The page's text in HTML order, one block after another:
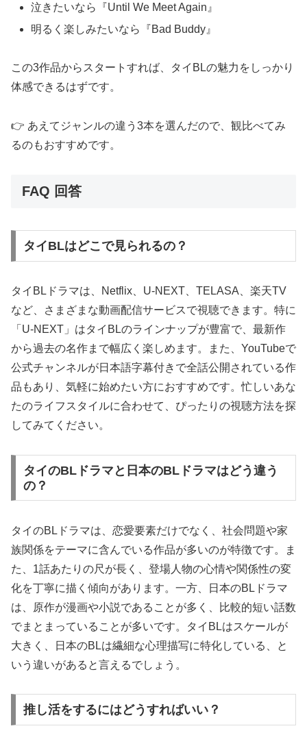
泣きたいなら『Until We Meet Again』
明るく楽しみたいなら『Bad Buddy』
この3作品からスタートすれば、タイBLの魅力をしっかり
体感できるはずです。
👉 あえてジャンルの違う3本を選んだので、観比べてみ
るのもおすすめです。
FAQ 回答
タイBLはどこで見られるの？
タイBLドラマは、Netflix、U-NEXT、TELASA、楽天TV
など、さまざまな動画配信サービスで視聴できます。特に
「U-NEXT」はタイBLのラインナップが豊富で、最新作
から過去の名作まで幅広く楽しめます。また、YouTubeで
公式チャンネルが日本語字幕付きで全話公開されている作
品もあり、気軽に始めたい方におすすめです。忙しいあな
たのライフスタイルに合わせて、ぴったりの視聴方法を探
してみてください。
タイのBLドラマと日本のBLドラマはどう違う
の？
タイのBLドラマは、恋愛要素だけでなく、社会問題や家
族関係をテーマに含んでいる作品が多いのが特徴です。ま
た、1話あたりの尺が長く、登場人物の心情や関係性の変
化を丁寧に描く傾向があります。一方、日本のBLドラマ
は、原作が漫画や小説であることが多く、比較的短い話数
でまとまっていることが多いです。タイBLはスケールが
大きく、日本のBLは繊細な心理描写に特化している、と
いう違いがあると言えるでしょう。
推し活をするにはどうすればいい？